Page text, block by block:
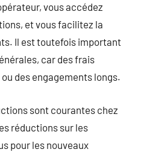
vous accédez
et vous facilitez la
Il est toutefois important
car des frais
des engagements longs.
sont courantes chez
réductions sur les
pour les nouveaux